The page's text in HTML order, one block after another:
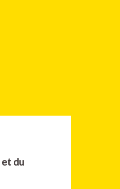
et du